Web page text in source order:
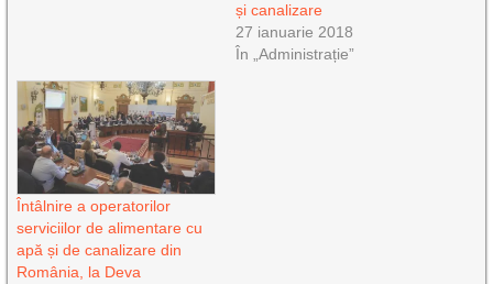
și canalizare
27 ianuarie 2018
În „Administrație”
Întâlnire a operatorilor
serviciilor de alimentare cu
apă și de canalizare din
România, la Deva